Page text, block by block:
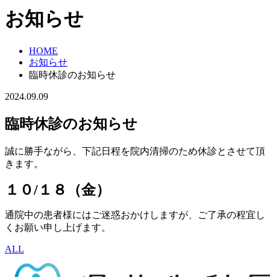
お知らせ
HOME
お知らせ
臨時休診のお知らせ
2024.09.09
臨時休診のお知らせ
誠に勝手ながら、下記日程を院内清掃のため休診とさせて頂
きます。
１０/１８（金）
通院中の患者様にはご迷惑おかけしますが、ご了承の程宜し
くお願い申し上げます。
ALL